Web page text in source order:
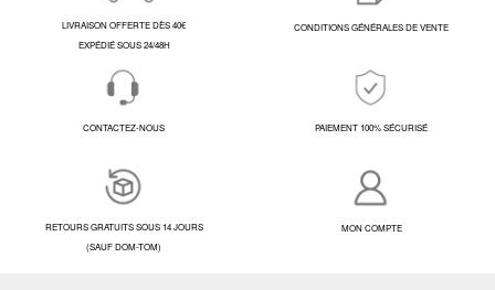
LIVRAISON OFFERTE DÈS 40€
EXPÉDIÉ SOUS 24/48H
CONDITIONS GÉNÉRALES DE VENTE
CONTACTEZ-NOUS PAIEMENT 100% SÉCURISÉ
RETOURS GRATUITS SOUS 14 JOURS
(SAUF DOM-TOM)
MON COMPTE